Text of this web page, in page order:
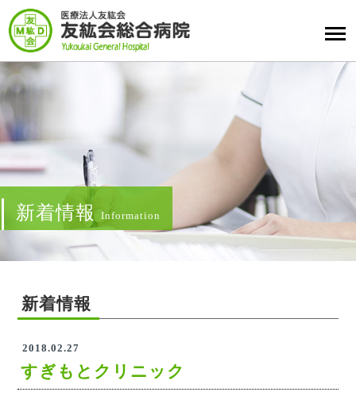
新着情報 Information
新着情報
2018.02.27
すぎもとクリニック